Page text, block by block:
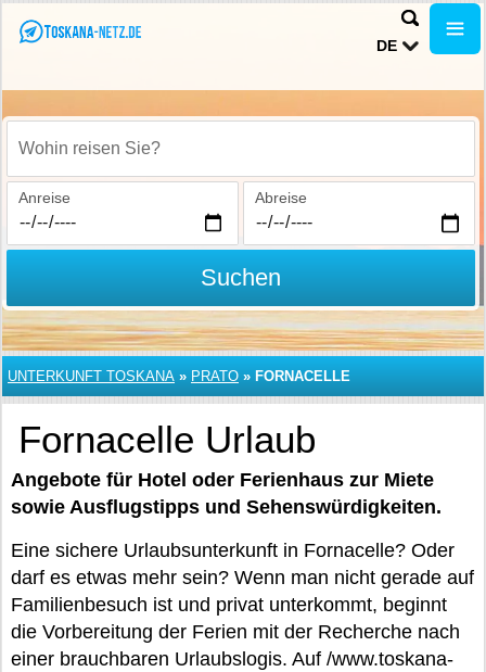
DE
Wohin reisen Sie?
Anreise Abreise
Suchen
UNTERKUNFT TOSKANA » PRATO » FORNACELLE
Fornacelle Urlaub
Angebote für Hotel oder Ferienhaus zur Miete
sowie Ausflugstipps und Sehenswürdigkeiten.
Eine sichere Urlaubsunterkunft in Fornacelle? Oder
darf es etwas mehr sein? Wenn man nicht gerade auf
Familienbesuch ist und privat unterkommt, beginnt
die Vorbereitung der Ferien mit der Recherche nach
einer brauchbaren Urlaubslogis. Auf /www.toskana-